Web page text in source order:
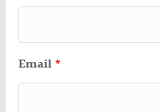
Email *